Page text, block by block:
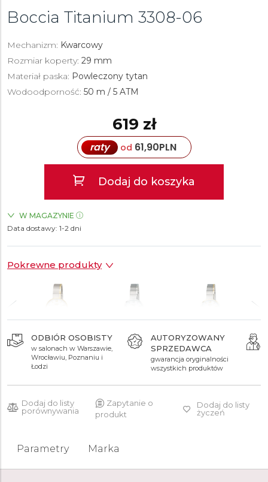
Boccia Titanium 3308-06
Mechanizm: Kwarcowy
Rozmiar koperty: 29 mm
Materiał paska: Powleczony tytan
Wodoodporność: 50 m / 5 ATM
619 zł
raty od 61,90PLN
Dodaj do koszyka
W MAGAZYNIE
ZEGARKI.PL Posnania Poznań
Data dostawy: 1-2 dni
Pokrewne produkty
569 zł 419 zł
ODBIÓR OSOBISTY
w salonach w Warszawie,
Wrocławiu, Poznaniu i
Łodzi
AUTORYZOWANY
SPRZEDAWCA
gwarancja oryginalności
wszystkich produktów
Dodaj do listy
porównywania
Zapytanie o
produkt
Dodaj do listy
życzeń
Parametry Marka